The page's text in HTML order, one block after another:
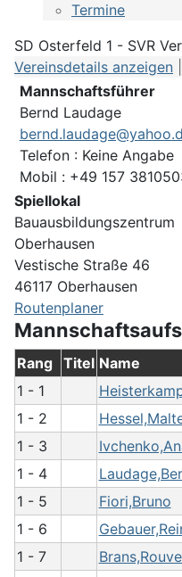
Termine
SD Osterfeld 1 - SVR
Vereinsdetails anzeigen
Mannschaftsführer
Bernd Laudage
Telefon : Keine Angabe
Mobil : +49 157
Spiellokal
Bauausbildungszentrum
Oberhausen
Vestische Straße 46
46117 Oberhausen
Routenplaner
Rang Titel Name
1 - 1
1 - 2
1 - 3
1 - 4
1 - 5
Fiori,Bruno
1 - 6
1 - 7